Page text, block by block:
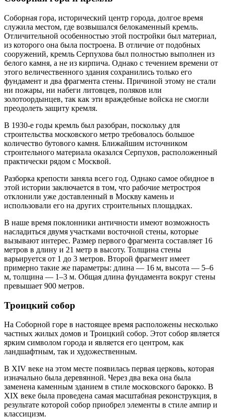
Соборная гора, исторический центр города, долгое время
служила местом, где возвышался белокаменный кремль.
Отличительной особенностью этой постройки был материал,
из которого она была построена. В отличие от подобных
сооружений, кремль Серпухова был полностью выполнен из
белого камня, а не из кирпича. Однако с течением времени от
этого величественного здания сохранились только его
фундамент и два фрагмента стены. Причиной этому не стали
ни пожары, ни набеги литовцев, поляков или
золотоордынцев, так как эти враждебные войска не смогли
преодолеть защиту кремля.
В 1930-е годы кремль был разобран, поскольку для
строительства московского метро требовалось большое
количество бутового камня. Ближайшим источником
строительного материала оказался Серпухов, расположенный
практически рядом с Москвой.
Разборка крепости заняла всего год. Однако самое обидное в
этой истории заключается в том, что рабочие метростроя
отклонили уже доставленный в Москву камень и
использовали его на других строительных площадках.
В наше время поклонники античности имеют возможность
насладиться двумя участками восточной стены, которые
вызывают интерес. Размер первого фрагмента составляет 16
метров в длину и 21 метр в высоту. Толщина стены
варьируется от 1 до 3 метров. Второй фрагмент имеет
примерно такие же параметры: длина — 16 м, высота — 5–6
м, толщина — 1–3 м. Общая длина фундамента вокруг стены
превышает 900 метров.
Троицкий собор
На Соборной горе в настоящее время расположены несколько
частных жилых домов и Троицкий собор. Этот собор является
ярким символом города и является его центром, как
ландшафтным, так и художественным.
В XIV веке на этом месте появилась первая церковь, которая
изначально была деревянной. Через два века она была
заменена каменным зданием в стиле московского барокко. В
XIX веке была проведена самая масштабная реконструкция, в
результате которой собор приобрел элементы в стиле ампир и
классицизм.